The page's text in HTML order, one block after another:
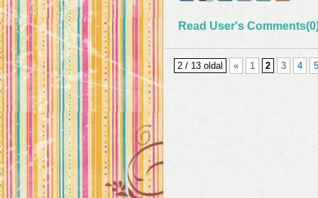
Read User's
2 / 13 oldal « 1 2 3 4 5